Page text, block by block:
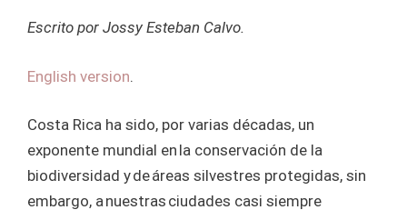
Escrito por Jossy Esteban Calvo.
English version.
Costa Rica ha sido, por varias décadas, un
exponente mundial en la conservación de la
biodiversidad y de áreas silvestres protegidas, sin
embargo, a nuestras ciudades casi siempre